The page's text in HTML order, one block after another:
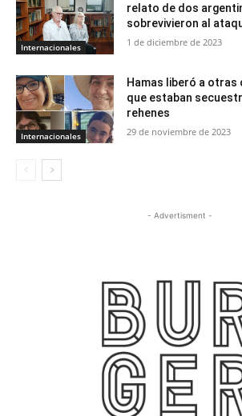
Internacionales
relato de dos
sobrevivieron al
1 de diciembre de 2023
Internacionales
Hamas liberó a
que estaban
rehenes
29 de noviembre de 2023
- Advertisment -